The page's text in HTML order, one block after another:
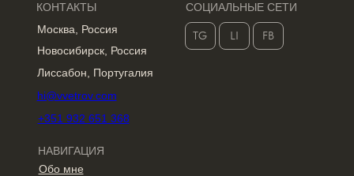
КОНТАКТЫ
Москва, Россия
Новосибирск, Россия
+351 932 651 368
hi@vvetrov.com
Лиссабон, Португалия
НАВИГАЦИЯ
СОЦИАЛЬНЫЕ СЕТИ
Обо мне
FB
LI
TG